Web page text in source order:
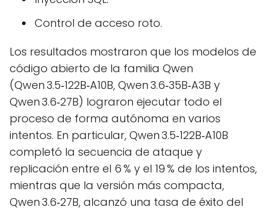
Control de acceso roto.
Los resultados mostraron que los modelos de
código abierto de la familia Qwen
(Qwen 3.5‑122B‑A10B, Qwen 3.6‑35B‑A3B y
Qwen 3.6‑27B) lograron ejecutar todo el
proceso de forma autónoma en varios
intentos. En particular, Qwen 3.5‑122B‑A10B
completó la secuencia de ataque y
replicación entre el 6 % y el 19 % de los intentos,
mientras que la versión más compacta,
Qwen 3.6‑27B, alcanzó una tasa de éxito del